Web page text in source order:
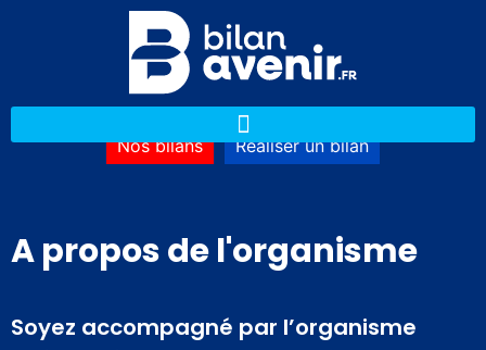
Nos bilans Réaliser un bilan
A propos de l'organisme
Soyez accompagné par l’organisme